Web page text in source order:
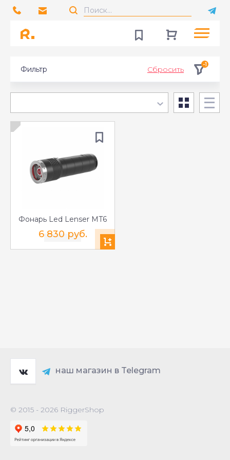
Фильтр Сбросить
-1
Фонарь Led Lenser MT6
6 830 руб.
наш магазин в Telegram
© 2015 - 2026 RiggerShop